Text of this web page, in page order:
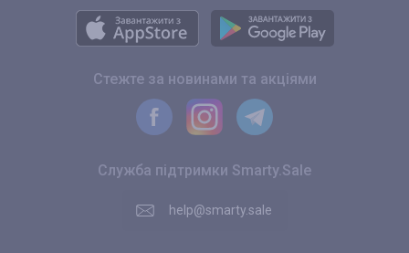
Стежте за новинами та акціями
Служба підтримки Smarty.Sale
help@smarty.sale